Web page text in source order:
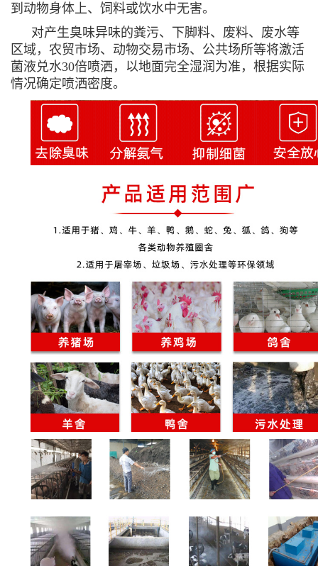
到动物身体上、饲料或饮水中无害。
对产生臭味异味的粪污、下脚料、废料、废水等
区域，农贸市场、动物交易市场、公共场所等将激活
菌液兑水30倍喷洒，以地面完全湿润为准，根据实际
情况确定喷洒密度。